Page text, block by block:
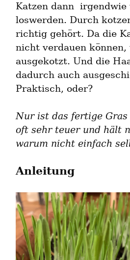
Katzen dann  irgendwie
loswerden. Durch
richtig gehört. Da die
nicht verdauen
ausgekotzt. Und die
dadurch auch
Praktisch, oder?
Nur ist das fertige Gras
oft sehr teuer und hält
warum nicht einfach
Anleitung